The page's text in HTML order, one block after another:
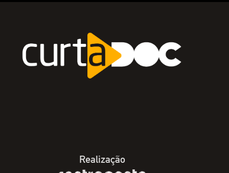
Realização